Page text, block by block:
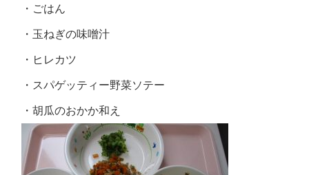
・ごはん
・玉ねぎの味噌汁
・ヒレカツ
・スパゲッティー野菜ソテー
・胡瓜のおかか和え